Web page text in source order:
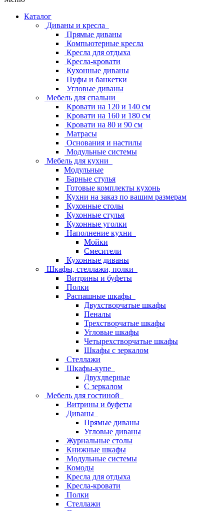
Каталог
Диваны и кресла
Прямые диваны
Компьютерные кресла
Кресла для отдыха
Кресла-кровати
Кухонные диваны
Пуфы и банкетки
Угловые диваны
Мебель для спальни
Кровати на 120 и 140 см
Кровати на 160 и 180 см
Кровати на 80 и 90 см
Матрасы
Основания и настилы
Модульные системы
Мебель для кухни
Модульные
Барные стулья
Готовые комплекты кухонь
Кухни на заказ по вашим размерам
Кухонные столы
Кухонные стулья
Кухонные уголки
Наполнение кухни
Мойки
Смесители
Кухонные диваны
Шкафы, стеллажи, полки
Витрины и буфеты
Полки
Распашные шкафы
Двухстворчатые шкафы
Пеналы
Трехстворчатые шкафы
Угловые шкафы
Четырехстворчатые шкафы
Шкафы с зеркалом
Стеллажи
Шкафы-купе
Двухдверные
С зеркалом
Мебель для гостиной
Витрины и буфеты
Диваны
Прямые диваны
Угловые диваны
Журнальные столы
Книжные шкафы
Модульные системы
Комоды
Кресла для отдыха
Кресла-кровати
Полки
Стеллажи